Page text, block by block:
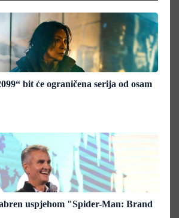
bit će ograničena serija od osam
uspjehom "Spider-Man: Brand